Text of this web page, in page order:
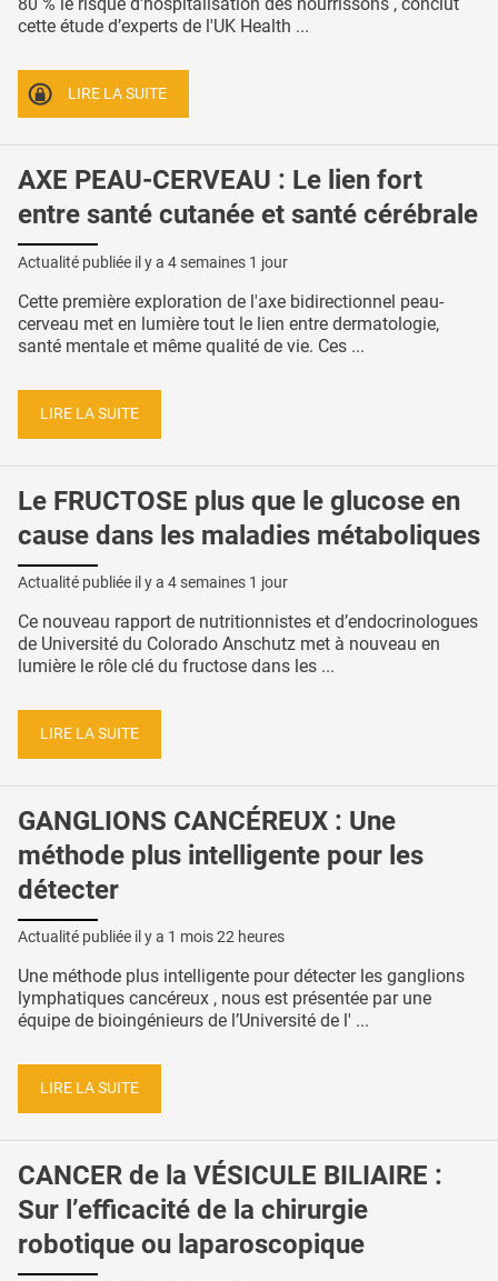
cette étude d’experts de l'UK Health ...
LIRE LA SUITE
AXE PEAU-CERVEAU : Le lien fort
entre santé cutanée et santé cérébrale
Actualité publiée il y a 4 semaines 1 jour
Cette première exploration de l'axe bidirectionnel peau-
cerveau met en lumière tout le lien entre dermatologie,
santé mentale et même qualité de vie. Ces ...
LIRE LA SUITE
Le FRUCTOSE plus que le glucose en
cause dans les maladies métaboliques
Actualité publiée il y a 4 semaines 1 jour
Ce nouveau rapport de nutritionnistes et d’endocrinologues
de Université du Colorado Anschutz met à nouveau en
lumière le rôle clé du fructose dans les ...
LIRE LA SUITE
GANGLIONS CANCÉREUX : Une
méthode plus intelligente pour les
détecter
Actualité publiée il y a 1 mois 22 heures
Une méthode plus intelligente pour détecter les ganglions
lymphatiques cancéreux , nous est présentée par une
équipe de bioingénieurs de l’Université de l' ...
LIRE LA SUITE
CANCER de la VÉSICULE BILIAIRE :
Sur l’efficacité de la chirurgie
robotique ou laparoscopique